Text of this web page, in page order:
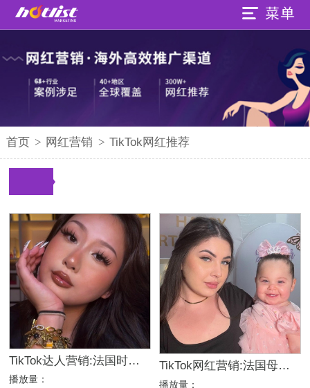
首页 > 网红营销 > TikTok网红推荐
TikTok达人营销:法国时尚美妆中小型网红博主
播放量：
TikTok网红营销:法国母婴中小型海外带货网红
播放量：